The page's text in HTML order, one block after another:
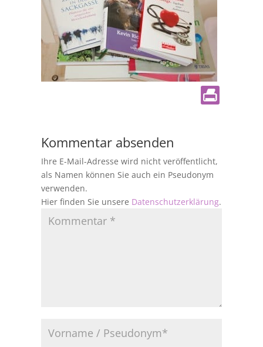
Kommentar absenden
Ihre E-Mail-Adresse wird nicht veröffentlicht,
als Namen können Sie auch ein Pseudonym
verwenden.
Hier finden Sie unsere Datenschutzerklärung.